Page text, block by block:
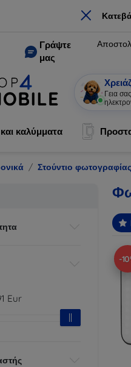
×
Γράψτε
μας
Γεια
καλύμματα
Στούντιο φωτογραφίας
Eur
-